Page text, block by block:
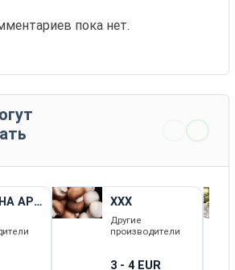
пока нет.
АР
ХХХ
Другие
производители
3 - 4 EUR